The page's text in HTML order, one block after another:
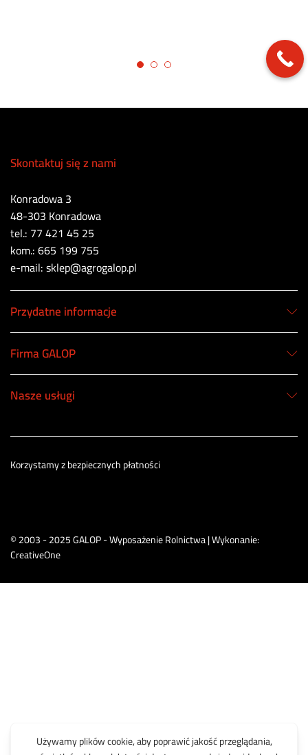
Skontaktuj się z nami
Konradowa 3
48-303 Konradowa
tel.: 77 421 45 25
kom.: 665 199 755
e-mail: sklep@agrogalop.pl
Przydatne informacje
Firma GALOP
Nasze usługi
© 2003 - 2025 GALOP - Wyposażenie Rolnictwa | Wykonanie:
CreativeOne
Korzystamy z bezpiecznych płatności